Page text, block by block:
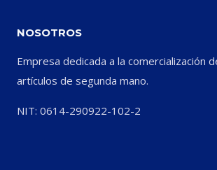
NOSOTROS
Empresa dedicada a la comercialización
artículos de segunda mano.
NIT: 0614-290922-102-2